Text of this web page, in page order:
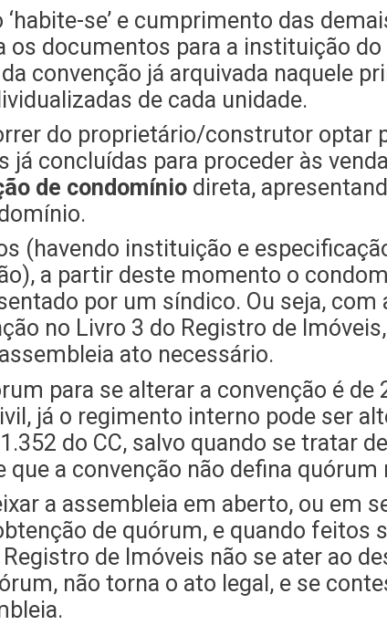
se’ e cumprimento das
os documentos para a instituição
convenção já arquivada naquele
de cada unidade.
do proprietário/construtor optar
já concluídas para proceder às
de condomínio direta,
(havendo instituição e
a partir deste momento o
por um síndico. Ou seja,
no Livro 3 do Registro de
ato necessário.
para se alterar a convenção é
já o regimento interno pode ser
do CC, salvo quando se tratar
que a convenção não defina quórum
a assembleia em aberto, ou em
de quórum, e quando feitos
de Imóveis não se ater ao
não torna o ato legal, e se